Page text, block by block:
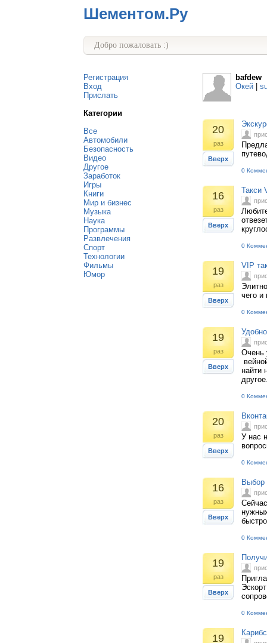
Шементом.Ру
Добро пожаловать :)
Регистрация
Вход
Прислать
Категории
Все
Автомобили
Безопасность
Видео
Другое
Заработок
Игры
Книги
Мир и бизнес
Музыка
Наука
Программы
Развлечения
Спорт
Технологии
Фильмы
Юмор
bafdew
Окей
20
раз
Вверх
0
16
раз
Вверх
Такси
0
19
раз
Вверх
VIP
чего
0
19
раз
Вверх
Очень
найти
0
20
раз
Вверх
У нас
0
16
раз
Вверх
Выбор
0
19
раз
Вверх
0
19